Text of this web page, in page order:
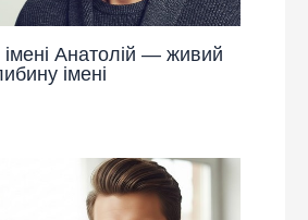
Анатолій — живий
імені